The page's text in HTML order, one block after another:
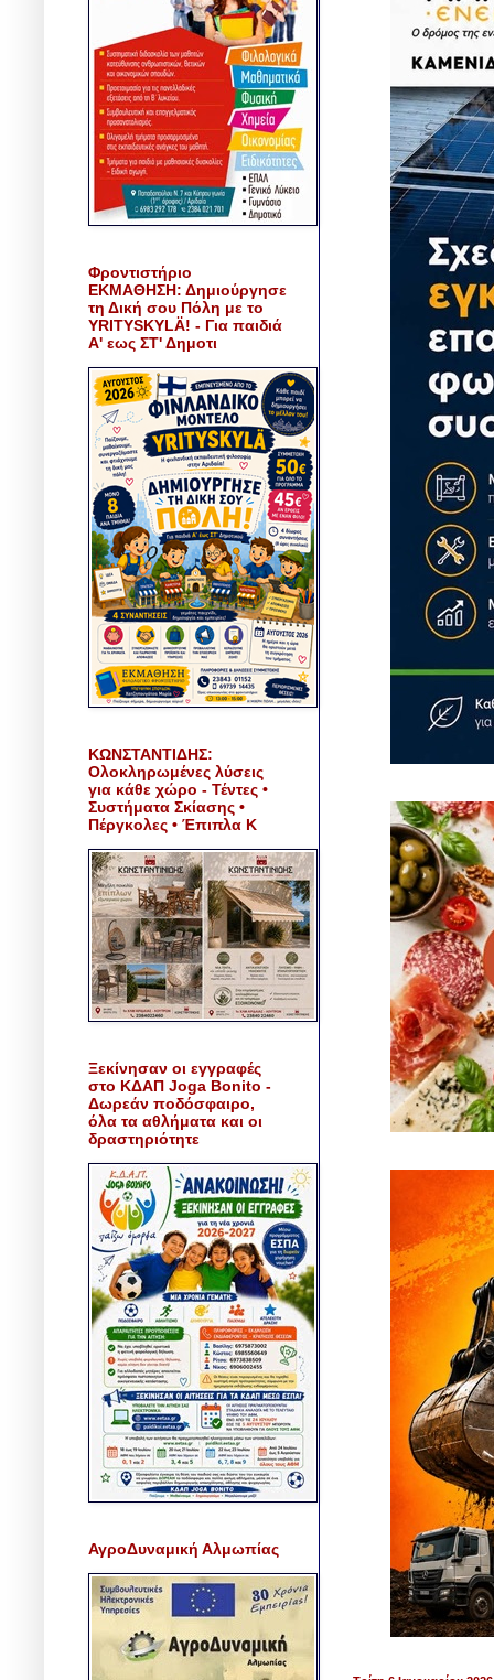
Φροντιστήριο
ΕΚΜΑΘΗΣΗ: Δημιούργησε
τη Δική σου Πόλη με το
YRITYSKYLÄ! - Για παιδιά
Α' εως ΣΤ' Δημοτι
ΚΩΝΣΤΑΝΤΙΔΗΣ:
Ολοκληρωμένες λύσεις
για κάθε χώρο - Τέντες •
Συστήματα Σκίασης •
Πέργκολες • Έπιπλα Κ
Ξεκίνησαν οι εγγραφές
στο ΚΔΑΠ Joga Bonito -
Δωρεάν ποδόσφαιρο,
όλα τα αθλήματα και οι
δραστηριότητε
ΑγροΔυναμική Αλμωπίας